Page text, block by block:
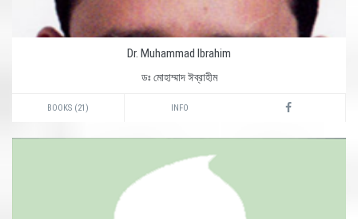
Dr. Muhammad Ibrahim
ডঃ মোহাম্মাদ ঈব্রাহীম
BOOKS (21) INFO